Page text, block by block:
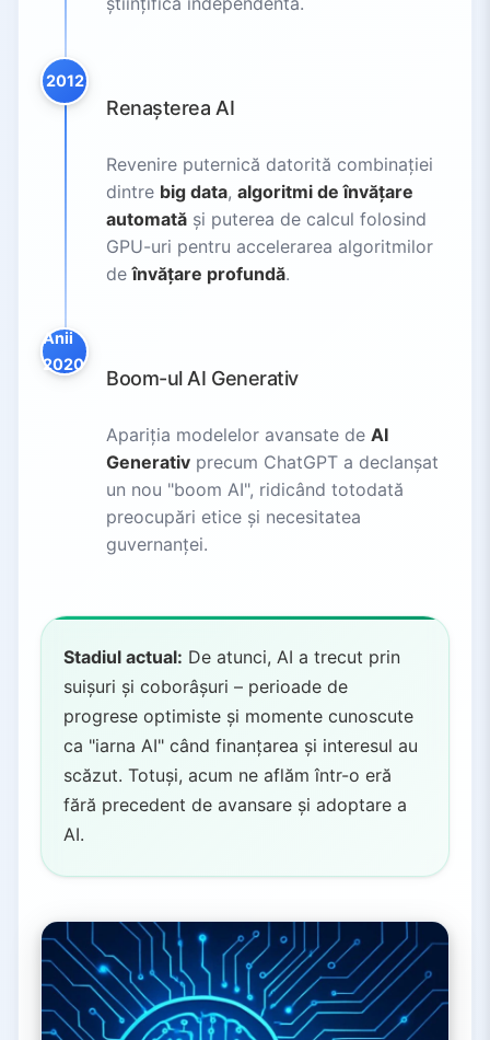
2012
Renașterea AI
Revenire puternică datorită combinației
dintre big data, algoritmi de învățare
automată și puterea de calcul folosind
GPU-uri pentru accelerarea algoritmilor
deînvățare profundă.
Anii
2020
Boom-ul AI Generativ
Apariția modelelor avansate de AI
Generativ precum ChatGPT a declanșat
un nou "boom AI", ridicând totodată
preocupări etice și necesitatea
guvernanței.
Stadiul actual: De atunci, AI a trecut prin
suișuri și coborâșuri – perioade de
progrese optimiste și momente cunoscute
ca "iarna AI" când finanțarea și interesul au
scăzut. Totuși, acum ne aflăm într-o eră
fără precedent de avansare și adoptare a
AI.